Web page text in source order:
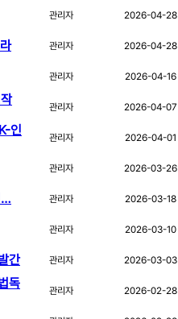
관리자 2026-04-28
관리자 2026-04-28
관리자 2026-04-16
관리자 2026-04-07
인
관리자 2026-04-01
관리자 2026-03-26
… 관리자 2026-03-18
관리자 2026-03-10
간 관리자 2026-03-03
독
관리자 2026-02-28